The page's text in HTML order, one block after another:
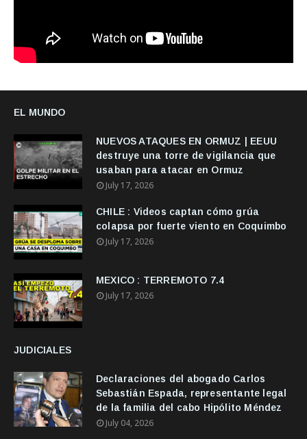
EL MUNDO
NUEVOS ATAQUES EN ORMUZ | EEUU
destruye una torre de vigilancia que
usaban para atacar en Ormuz
July 17, 2026
CHILE : Videos captan cómo grúa
colapsa por fuerte viento en Coquimbo
July 17, 2026
MEXICO : TERREMOTO 7.4
July 17, 2026
JUDICIALES
Declaraciones del abogado Carlos
Sebastián Espada, representante legal
de la familia del cabo Hipólito Méndez
July 04, 2026